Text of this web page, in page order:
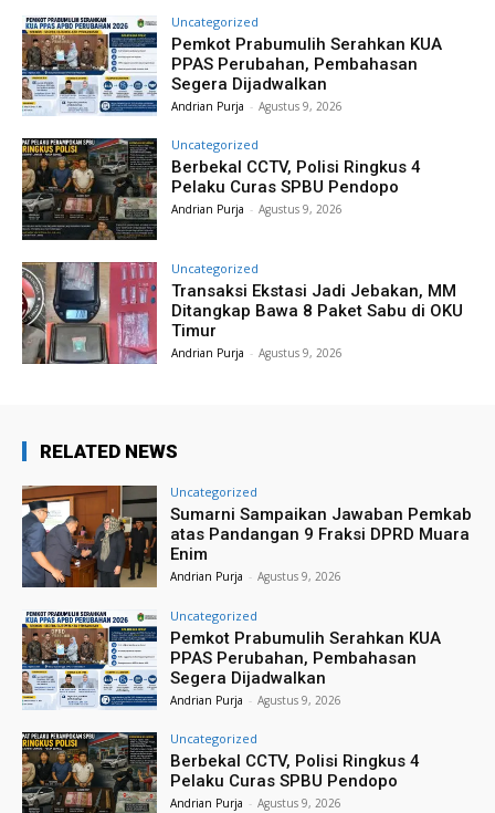
Uncategorized
Pemkot Prabumulih Serahkan KUA
PPAS Perubahan, Pembahasan
Segera Dijadwalkan
Andrian Purja - Agustus 9, 2026
Uncategorized
Berbekal CCTV, Polisi Ringkus 4
Pelaku Curas SPBU Pendopo
Andrian Purja - Agustus 9, 2026
Uncategorized
Transaksi Ekstasi Jadi Jebakan, MM
Ditangkap Bawa 8 Paket Sabu di OKU
Timur
Andrian Purja - Agustus 9, 2026
RELATED NEWS
Uncategorized
Sumarni Sampaikan Jawaban Pemkab
atas Pandangan 9 Fraksi DPRD Muara
Enim
Andrian Purja - Agustus 9, 2026
Uncategorized
Pemkot Prabumulih Serahkan KUA
PPAS Perubahan, Pembahasan
Segera Dijadwalkan
Andrian Purja - Agustus 9, 2026
Uncategorized
Berbekal CCTV, Polisi Ringkus 4
Pelaku Curas SPBU Pendopo
Andrian Purja - Agustus 9, 2026